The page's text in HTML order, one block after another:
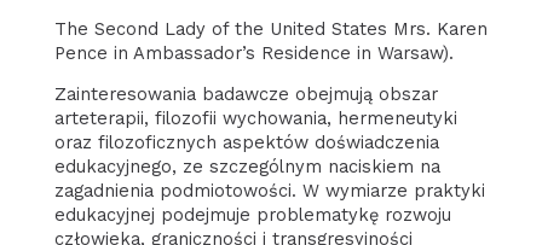
The Second Lady of the United States Mrs. Karen
Pence in Ambassador’s Residence in Warsaw).
Zainteresowania badawcze obejmują obszar
arteterapii, filozofii wychowania, hermeneutyki
oraz filozoficznych aspektów doświadczenia
edukacyjnego, ze szczególnym naciskiem na
zagadnienia podmiotowości. W wymiarze praktyki
edukacyjnej podejmuje problematykę rozwoju
człowieka, graniczności i transgresyjności